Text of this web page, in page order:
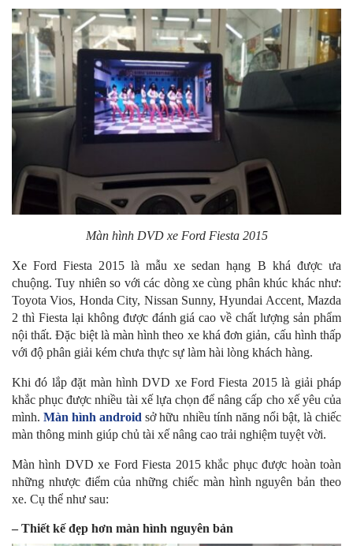
Màn hình DVD xe Ford Fiesta 2015
Xe Ford Fiesta 2015 là mẫu xe sedan hạng B khá được ưa
chuộng. Tuy nhiên so với các dòng xe cùng phân khúc khác như:
Toyota Vios, Honda City, Nissan Sunny, Hyundai Accent, Mazda
2 thì Fiesta lại không được đánh giá cao về chất lượng sản phẩm
nội thất. Đặc biệt là màn hình theo xe khá đơn giản, cấu hình thấp
với độ phân giải kém chưa thực sự làm hài lòng khách hàng.
Khi đó lắp đặt màn hình DVD xe Ford Fiesta 2015 là giải pháp
khắc phục được nhiều tài xế lựa chọn để nâng cấp cho xế yêu của
mình.Màn hình android sở hữu nhiều tính năng nổi bật, là chiếc
màn thông minh giúp chủ tài xế nâng cao trải nghiệm tuyệt vời.
Màn hình DVD xe Ford Fiesta 2015 khắc phục được hoàn toàn
những nhược điểm của những chiếc màn hình nguyên bản theo
xe. Cụ thể như sau:
– Thiết kế đẹp hơn màn hình nguyên bản